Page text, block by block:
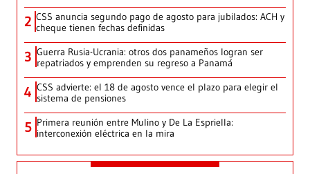
2 CSS anuncia segundo pago de agosto para jubilados: ACH y
cheque tienen fechas definidas
3 Guerra Rusia-Ucrania: otros dos panameños logran ser
repatriados y emprenden su regreso a Panamá
4 CSS advierte: el 18 de agosto vence el plazo para elegir el
sistema de pensiones
5 Primera reunión entre Mulino y De La Espriella:
interconexión eléctrica en la mira